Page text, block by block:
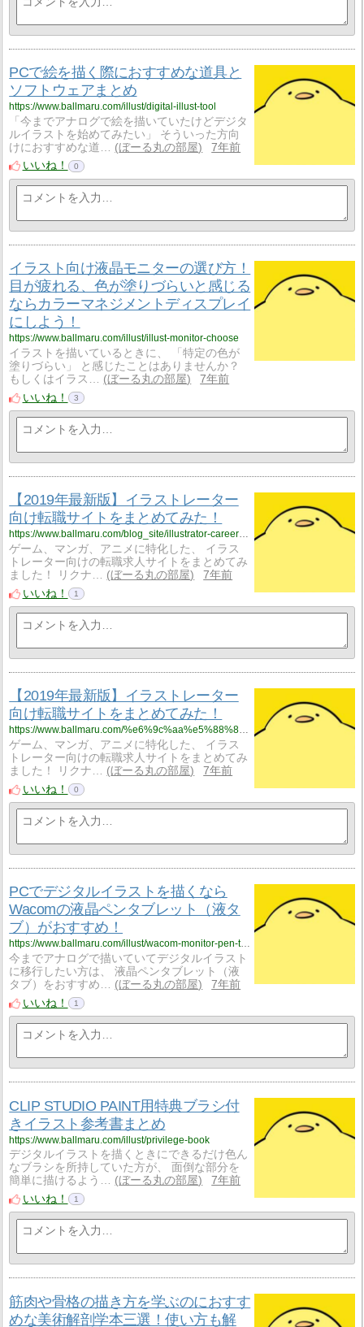
PCで絵を描く際におすすめな道具と
ソフトウェアまとめ
https://www.ballmaru.com/illust/digital-illust-tool
「今までアナログで絵を描いていたけどデジタ
ルイラストを始めてみたい」 そういった方向
けにおすすめな道…
ぼーる丸の部屋
7年前
いいね！
0
イラスト向け液晶モニターの選び方！
目が疲れる、色が塗りづらいと感じる
ならカラーマネジメントディスプレイ
にしよう！
https://www.ballmaru.com/illust/illust-monitor-choose
イラストを描いているときに、 「特定の色が
塗りづらい」 と感じたことはありませんか？
もしくはイラス…
ぼーる丸の部屋
7年前
いいね！
3
【2019年最新版】イラストレーター
向け転職サイトをまとめてみた！
https://www.ballmaru.com/blog_site/illustrator-career-change
ゲーム、マンガ、アニメに特化した、 イラス
トレーター向けの転職求人サイトをまとめてみ
ました！ リクナ…
ぼーる丸の部屋
7年前
いいね！
1
【2019年最新版】イラストレーター
向け転職サイトをまとめてみた！
https://www.ballmaru.com/%e6%9c%aa%e5%88%86%e9%a1%9e/%e3%80%902019%e5%b9%b4%e6%9c%80%e6%96%b0%e7%89%88%e3%80%91%e3%82%a4%e3%83%a9%e3%82%b9%e3%83%88%e3%83%ac%e3%83%bc%e3%82%bf%e3%83%bc%e5%90%91%e3%81%91%e8%bb%a2%e8%81%b7%e3%82%b5%e3%82%a4%e3%83%88
ゲーム、マンガ、アニメに特化した、 イラス
トレーター向けの転職求人サイトをまとめてみ
ました！ リクナ…
ぼーる丸の部屋
7年前
いいね！
0
PCでデジタルイラストを描くなら
Wacomの液晶ペンタブレット（液タ
ブ）がおすすめ！
https://www.ballmaru.com/illust/wacom-monitor-pen-tablet
今までアナログで描いていてデジタルイラスト
に移行したい方は、 液晶ペンタブレット（液
タブ）をおすすめ…
ぼーる丸の部屋
7年前
いいね！
1
CLIP STUDIO PAINT用特典ブラシ付
きイラスト参考書まとめ
https://www.ballmaru.com/illust/privilege-book
デジタルイラストを描くときにできるだけ色ん
なブラシを所持していた方が、 面倒な部分を
簡単に描けるよう…
ぼーる丸の部屋
7年前
いいね！
1
筋肉や骨格の描き方を学ぶのにおすす
めな美術解剖学本三選！使い方も解